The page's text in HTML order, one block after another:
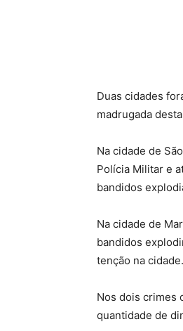
Duas cidades
madrugada
Na cidade de
Polícia Militar e
bandidos
Na cidade de
bandidos
tenção na cidade.
Nos dois crimes
quantidade de